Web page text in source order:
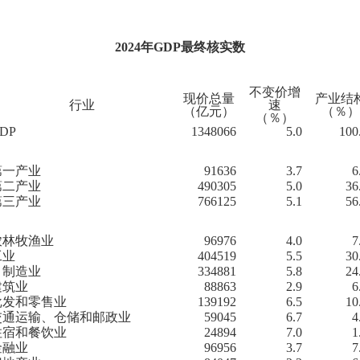
2024年GDP最终核实数
行业
现价总量
（亿元）
不变价增
速
（％）
产业结
（％）
1348066 5.0
一产业 91636 3.7
二产业
490305 5.0
三产业
766125 5.1
林牧渔业 96976 4.0
404519 5.5
造业
334881 5.8
筑业
88863 2.9
发和零售业
139192 6.5
通运输、仓储和邮政业
59045 6.7
宿和餐饮业
24894 7.0
融业
96956 3.7